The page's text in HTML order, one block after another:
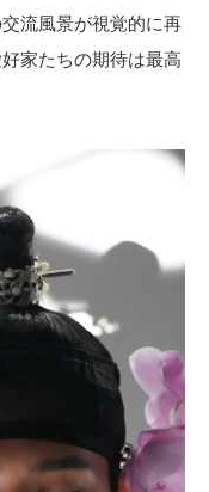
流風景が視覚的に再
家たちの期待は最高